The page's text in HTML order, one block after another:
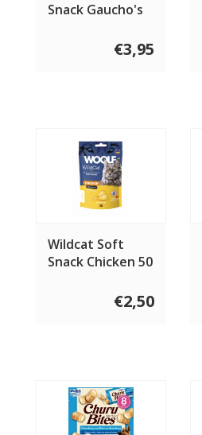
Snack Gaucho's
€3,95
Wildcat Soft
Snack Chicken 50
€2,50